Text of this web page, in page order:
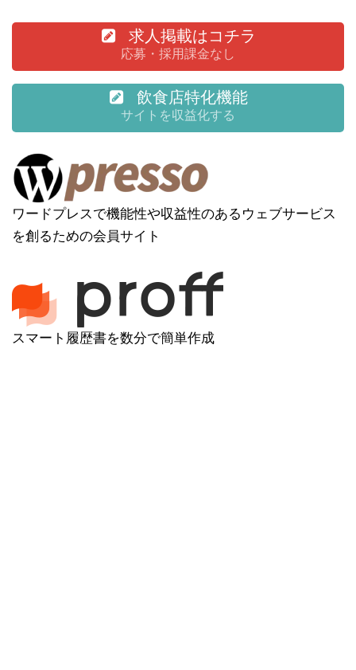
求人掲載はコチラ
応募・採用課金なし
飲食店特化機能
サイトを収益化する
ワードプレスで機能性や収益性のあるウェブサービス
を創るための会員サイト
スマート履歴書を数分で簡単作成